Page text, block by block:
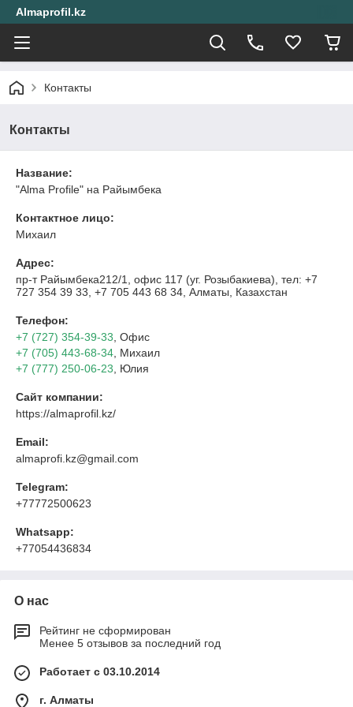
Almaprofil.kz
Контакты
Контакты
Название:
"Alma Profile" на Райымбека
Контактное лицо:
Михаил
Адрес:
пр-т Райымбека212/1, офис 117 (уг. Розыбакиева), тел: +7
727 354 39 33, +7 705 443 68 34, Алматы, Казахстан
Телефон:
+7 (727) 354-39-33 , Офис
+7 (705) 443-68-34 , Михаил
+7 (777) 250-06-23 , Юлия
Сайт компании:
https://almaprofil.kz/
Email:
almaprofi.kz@gmail.com
Telegram:
+77772500623
Whatsapp:
+77054436834
О нас
Рейтинг не сформирован
Менее 5 отзывов за последний год
Работает с 03.10.2014
г. Алматы